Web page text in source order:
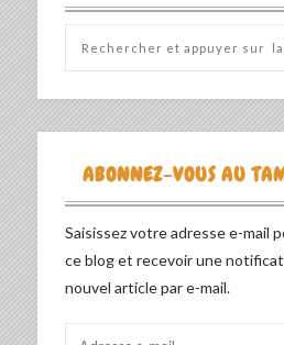
ABONNEZ-VOUS AU
Saisissez votre adresse e-mail
ce blog et recevoir une
nouvel article par e-mail.